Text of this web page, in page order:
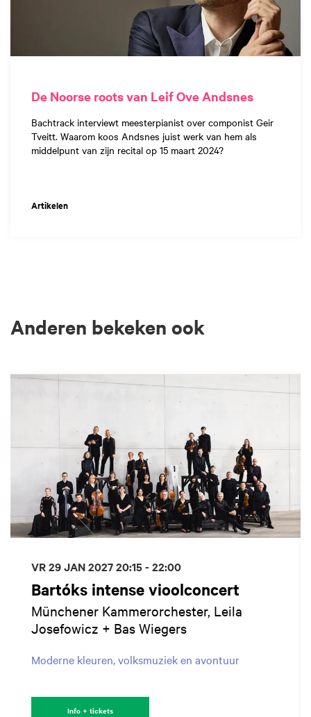
De Noorse roots van Leif Ove Andsnes
Bachtrack interviewt meesterpianist over componist Geir
Tveitt. Waarom koos Andsnes juist werk van hem als
middelpunt van zijn recital op 15 maart 2024?
Artikelen
Anderen bekeken ook
Bartóks intense vioolconcert
Münchener Kammerorchester, Leila
Josefowicz + Bas Wiegers
Moderne kleuren, volksmuziek en avontuur
VR 29 JAN 202720:15 - 22:00
Info + tickets